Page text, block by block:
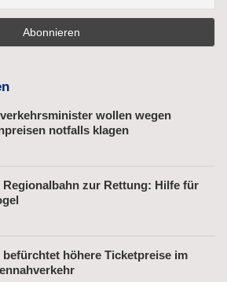
wollen wegen
notfalls klagen
Regionalbahn zur Rettung: Hilfe für
befürchtet höhere Ticketpreise im